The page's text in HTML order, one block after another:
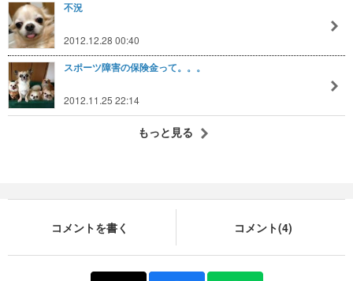
不況
2012.12.28 00:40
スポーツ障害の保険金って。。。
2012.11.25 22:14
もっと見る
コメントを書く コメント(4)